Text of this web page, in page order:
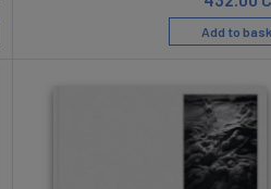
Add to